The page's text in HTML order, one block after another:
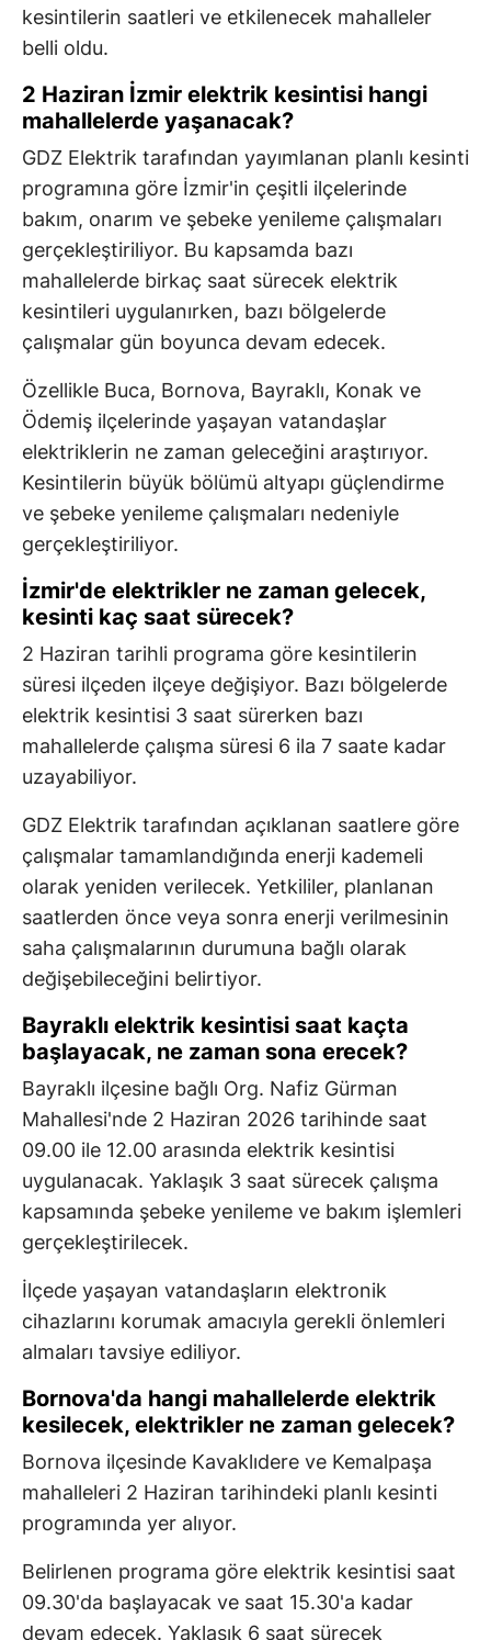
kesintilerin saatleri ve etkilenecek mahalleler
belli oldu.
2 Haziran İzmir elektrik kesintisi hangi
mahallelerde yaşanacak?
GDZ Elektrik tarafından yayımlanan planlı kesinti
programına göre İzmir'in çeşitli ilçelerinde
bakım, onarım ve şebeke yenileme çalışmaları
gerçekleştiriliyor. Bu kapsamda bazı
mahallelerde birkaç saat sürecek elektrik
kesintileri uygulanırken, bazı bölgelerde
çalışmalar gün boyunca devam edecek.
Özellikle Buca, Bornova, Bayraklı, Konak ve
Ödemiş ilçelerinde yaşayan vatandaşlar
elektriklerin ne zaman geleceğini araştırıyor.
Kesintilerin büyük bölümü altyapı güçlendirme
ve şebeke yenileme çalışmaları nedeniyle
gerçekleştiriliyor.
İzmir'de elektrikler ne zaman gelecek,
kesinti kaç saat sürecek?
2 Haziran tarihli programa göre kesintilerin
süresi ilçeden ilçeye değişiyor. Bazı bölgelerde
elektrik kesintisi 3 saat sürerken bazı
mahallelerde çalışma süresi 6 ila 7 saate kadar
uzayabiliyor.
GDZ Elektrik tarafından açıklanan saatlere göre
çalışmalar tamamlandığında enerji kademeli
olarak yeniden verilecek. Yetkililer, planlanan
saatlerden önce veya sonra enerji verilmesinin
saha çalışmalarının durumuna bağlı olarak
değişebileceğini belirtiyor.
Bayraklı elektrik kesintisi saat kaçta
başlayacak, ne zaman sona erecek?
Bayraklı ilçesine bağlı Org. Nafiz Gürman
Mahallesi'nde 2 Haziran 2026 tarihinde saat
09.00 ile 12.00 arasında elektrik kesintisi
uygulanacak. Yaklaşık 3 saat sürecek çalışma
kapsamında şebeke yenileme ve bakım işlemleri
gerçekleştirilecek.
İlçede yaşayan vatandaşların elektronik
cihazlarını korumak amacıyla gerekli önlemleri
almaları tavsiye ediliyor.
Bornova'da hangi mahallelerde elektrik
kesilecek, elektrikler ne zaman gelecek?
Bornova ilçesinde Kavaklıdere ve Kemalpaşa
mahalleleri 2 Haziran tarihindeki planlı kesinti
programında yer alıyor.
Belirlenen programa göre elektrik kesintisi saat
09.30'da başlayacak ve saat 15.30'a kadar
devam edecek. Yaklaşık 6 saat sürecek